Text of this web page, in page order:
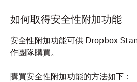
如何取得安全性附加功能
安全性附加功能可供 Dropbox
作團隊購買。
購買安全性附加功能的方法如下：